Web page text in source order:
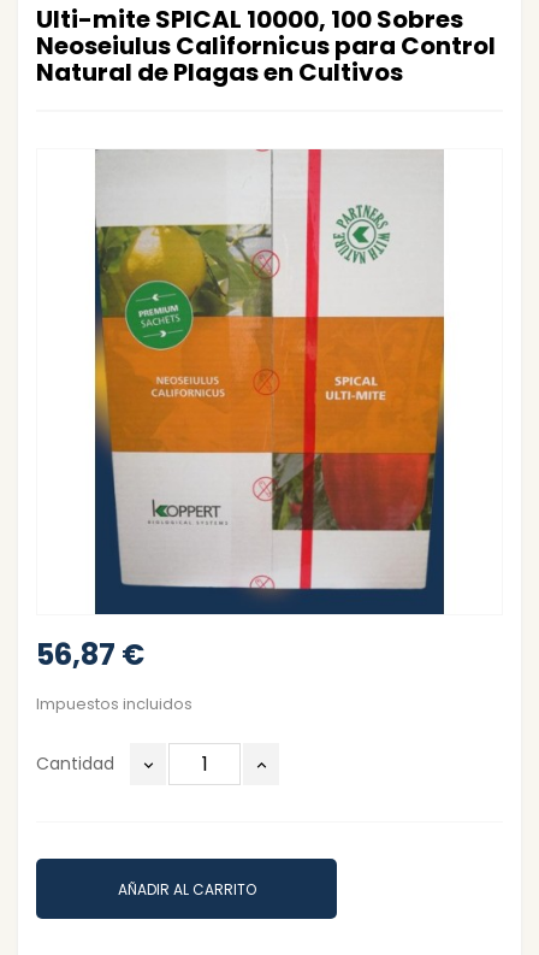
Ulti-mite SPICAL 10000, 100 Sobres
Neoseiulus Californicus para Control
Natural de Plagas en Cultivos
56,87 €
Impuestos incluidos
Cantidad
AÑADIR AL CARRITO